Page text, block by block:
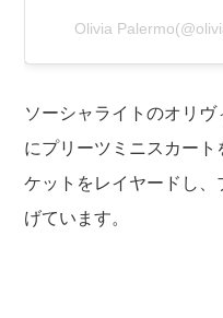
Olivia
ソーシャライトのオリ
にプリーツミニスカー
ケットをレイヤードし
げています。